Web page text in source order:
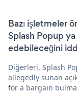
Bazı işletmeler
Splash Popup
edebileceğini
Diğerleri, Splash
allegedly sunan
for a bargain